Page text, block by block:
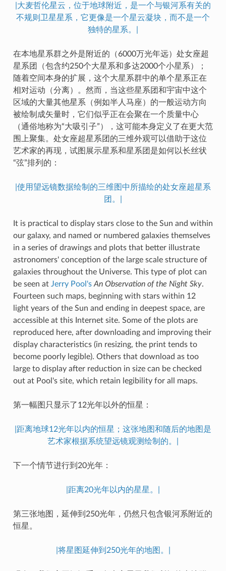
|大麦哲伦星云，位于地球附近，是一个与银河系有关的
不规则卫星星系，它更像是一个星云凝块，而不是一个
独特的星系。|
在本地星系群之外是附近的（6000万光年远）处女座超
星系团（包含约250个大星系和多达2000个小星系）；
随着空间本身的扩展，这个大星系群中的单个星系正在
相对运动（分离）。然而，当这些星系团和宇宙中这个
区域的大量其他星系（例如半人马座）的一般运动方向
被绘制成矢量时，它们似乎正在会聚在一个质量中心
（通俗地称为“大吸引子”），这可能本身定义了在更大范
围上聚集。处女座超星系团的三维外观可以借助于这位
艺术家的再现，试图展示星系和星系团是如何以长丝状
“弦”排列的：
|使用望远镜数据绘制的三维图中所描绘的处女座超星系
团。|
It is practical to display stars close to the Sun and within
our galaxy, and named or numbered galaxies themselves
in a series of drawings and plots that better illustrate
astronomers' conception of the large scale structure of
galaxies throughout the Universe. This type of plot can
be seen at Jerry Pool's An Observation of the Night Sky.
Fourteen such maps, beginning with stars within 12
light years of the Sun and ending in deepest space, are
accessible at this Internet site. Some of the plots are
reproduced here, after downloading and improving their
display characteristics (in resizing, the print tends to
become poorly legible). Others that download as too
large to display after reduction in size can be checked
out at Pool's site, which retain legibility for all maps.
第一幅图只显示了12光年以外的恒星：
|距离地球12光年以内的恒星；这张地图和随后的地图是
艺术家根据系统望远镜观测绘制的。|
下一个情节进行到20光年：
|距离20光年以内的星星。|
第三张地图，延伸到250光年，仍然只包含银河系附近的
恒星。
|将星图延伸到250光年的地图。|